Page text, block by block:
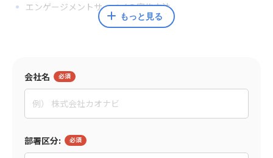
エンゲージメントサーベイの実施方法
田村 亮
イグニション・ポイント株式会社
もっと見る
会社名
部署区分: